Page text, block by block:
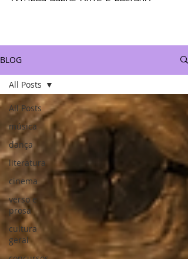
BLOG
All Posts
música
dança
literatura
cinema
verso e
prosa
cultura
geral
All Posts